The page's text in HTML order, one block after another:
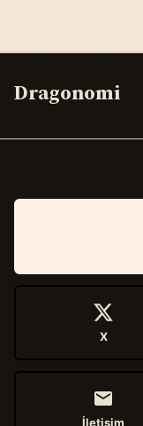
Dragonomi
X
İletişim